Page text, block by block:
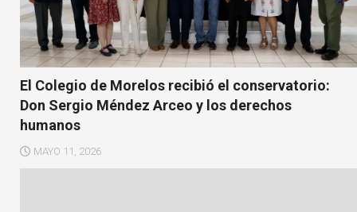
El Colegio de Morelos recibió el conservatorio:
Don Sergio Méndez Arceo y los derechos
humanos
MAYO 11, 2026